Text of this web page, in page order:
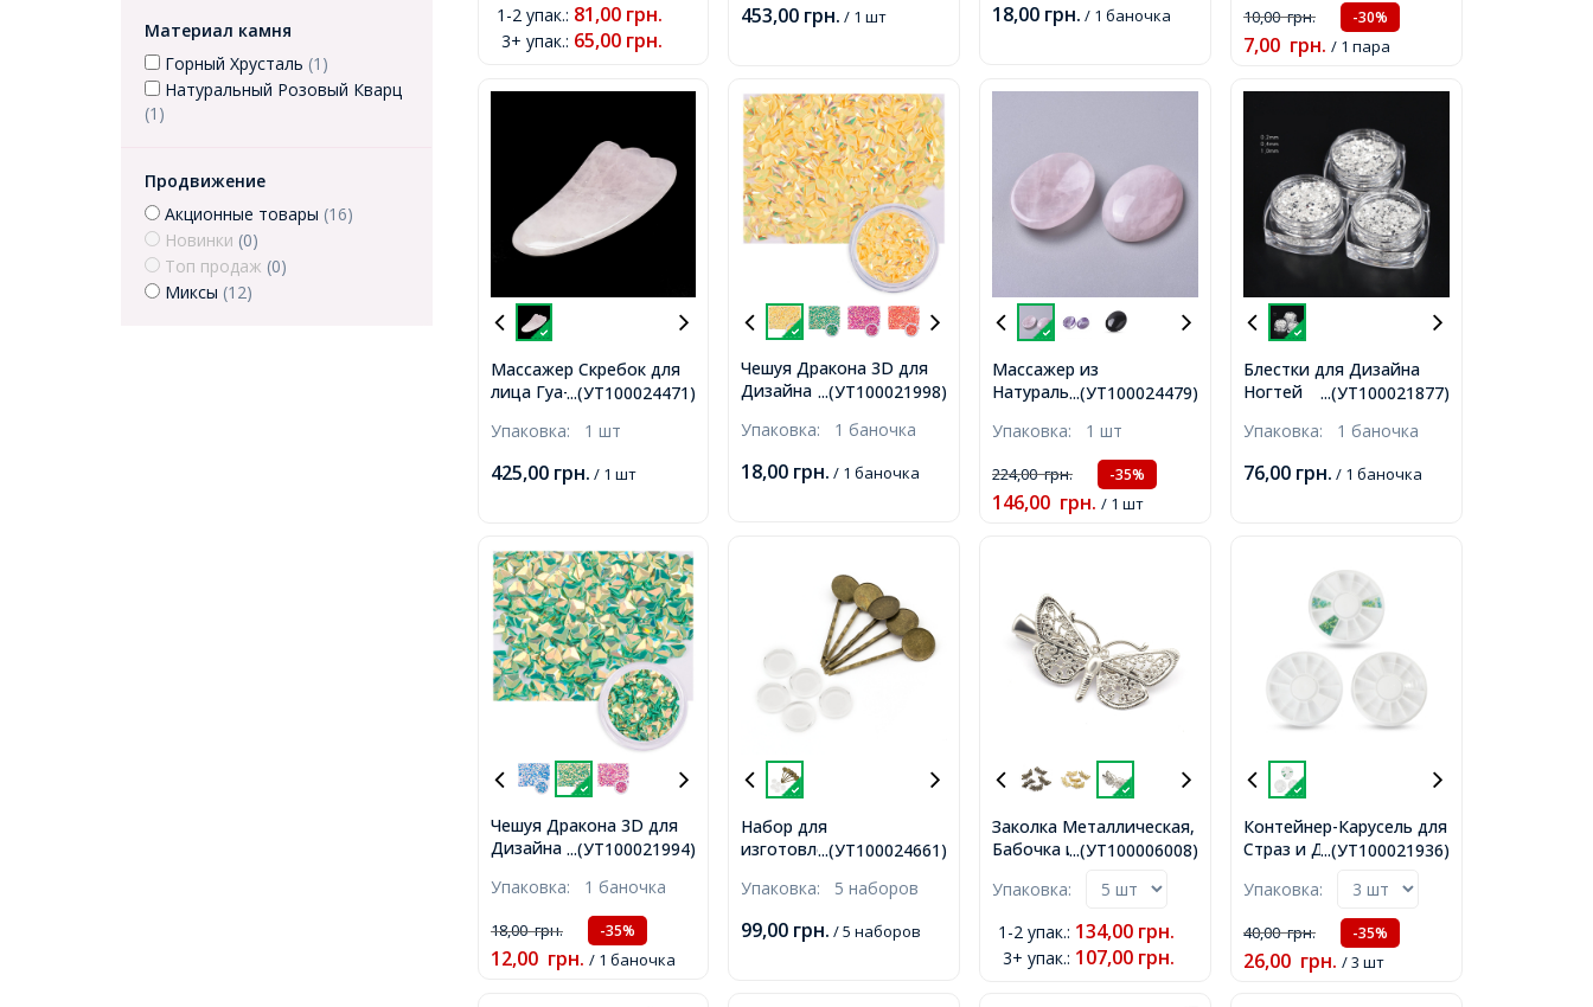
Материал камня
Горный Хрусталь (1)
Натуральный Розовый Кварц
(1)
Продвижение
Акционные товары (16)
Новинки (0)
Топ продаж (0)
Миксы (12)
1-2 упак.: 81,00 грн.
3+ упак.: 65,00 грн.
453,00 грн. / 1 шт 18,00 грн. / 1 баночка 10,00грн. -30%
7,00 грн. / 1 пара
...(УТ100024471)
Массажер Скребок для
лица Гуа-ша, Розовый
Размер:
Упаковка: 1 шт
425,00 грн. / 1 шт
...(УТ100021998)
Чешуя Дракона 3D для
Дизайна Ногтей, Ромб,
баночка,
Упаковка: 1 баночка
18,00 грн. / 1 баночка
...(УТ100024479)
Массажер из
Натурального Розового
Розовый, Размер:
Упаковка: 1 шт
224,00грн. -35%
146,00 грн. / 1 шт
...(УТ100021877)
Блестки для Дизайна
Ногтей
Размер: 0.2~1мм, Цвет:
баночка,
Упаковка: 1 баночка
76,00 грн. / 1 баночка
...(УТ100021994)
Чешуя Дракона 3D для
Дизайна Ногтей,
Зеленый, около 1г/
Упаковка: 1 баночка
18,00грн. -35%
12,00 грн. / 1 баночка
...(УТ100024661)
Набор для
изготовления Заколок,
Основа Сеттинг под
Бронза, Размер:
Упаковка: 5 наборов
99,00 грн. / 5 наборов
...(УТ100006008)
Заколка Металлическая,
Бабочка из Латуни,
Длина 43мм, Ширина
Упаковка:
1-2 упак.: 134,00 грн.
3+ упак.: 107,00 грн.
...(УТ100021936)
Контейнер-Карусель для
Страз и Декора,
Белый, 6х1см,
Упаковка:
40,00грн. -35%
26,00 грн. / 3 шт